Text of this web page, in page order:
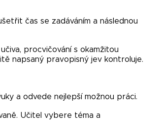
čas se zadáváním a následnou
procvičování s okamžitou
napsaný pravopisný jev kontroluje.
a odvede nejlepší možnou práci.
Učitel vybere téma a